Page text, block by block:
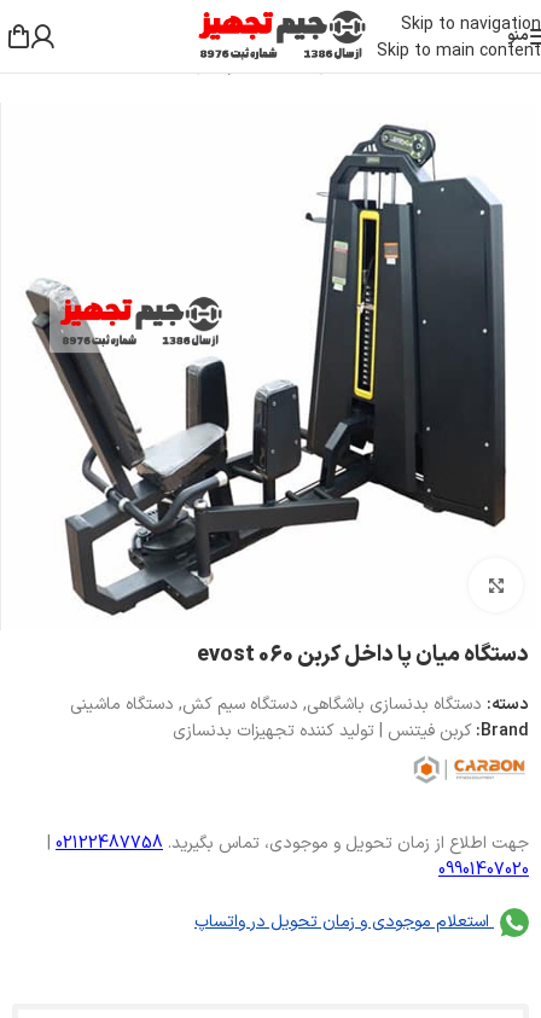
Skip to navigation
Skip to main content
منو
دستگاه بدنسازی باشگاهی/دستگاه سیم کش
دستگاه میان پا داخل کربن 060 evost
دسته: دستگاه بدنسازی باشگاهی, دستگاه سیم کش, دستگاه ماشینی
Brand: کربن فیتنس | تولید کننده تجهیزات بدنسازی
جهت اطلاع از زمان تحویل و موجودی، تماس بگیرید. 02122487758
|
09901407020
استعلام موجودی و زمان تحویل در واتساپ